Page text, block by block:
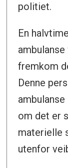
politiet.
En
fremkom
Denne
om det er
materielle
utenfor